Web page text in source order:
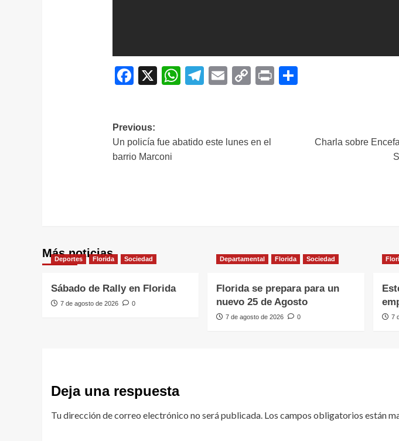
Facebook
X WhatsApp
Telegram
EmailCopyPrint
Navegación
de
Previous:
Un policía fue abatido este lunes en el
barrio Marconi
Charla sobre
Más noticias
Deportes Florida Sociedad
Sábado de Rally en Florida
7 de agosto de 2026 0
Departamental Florida Sociedad
Florida se prepara para un
nuevo 25 de Agosto
7 de agosto de 2026 0 7
Deja una respuesta
Tu dirección de correo electrónico no será publicada. Los campos obligatorios están